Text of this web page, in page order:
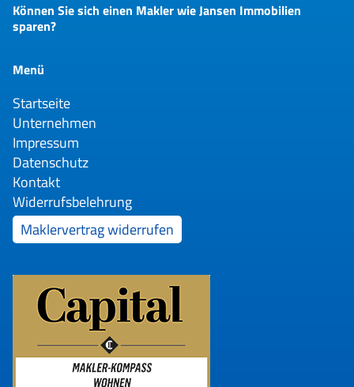
Können Sie sich einen Makler wie Jansen Immobilien
sparen?
Menü
Startseite
Unternehmen
Impressum
Datenschutz
Kontakt
Widerrufsbelehrung
Maklervertrag widerrufen